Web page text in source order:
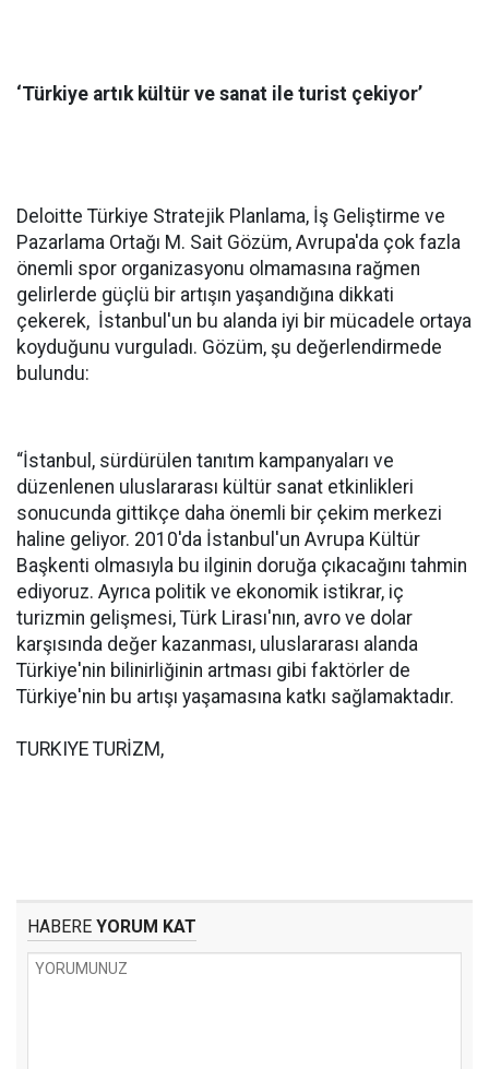
‘Türkiye artık kültür ve sanat ile turist çekiyor’
Deloitte Türkiye Stratejik Planlama, İş Geliştirme ve
Pazarlama Ortağı M. Sait Gözüm, Avrupa'da çok fazla
önemli spor organizasyonu olmamasına rağmen
gelirlerde güçlü bir artışın yaşandığına dikkati
çekerek, İstanbul'un bu alanda iyi bir mücadele ortaya
koyduğunu vurguladı. Gözüm, şu değerlendirmede
bulundu:
“İstanbul, sürdürülen tanıtım kampanyaları ve
düzenlenen uluslararası kültür sanat etkinlikleri
sonucunda gittikçe daha önemli bir çekim merkezi
haline geliyor. 2010'da İstanbul'un Avrupa Kültür
Başkenti olmasıyla bu ilginin doruğa çıkacağını tahmin
ediyoruz. Ayrıca politik ve ekonomik istikrar, iç
turizmin gelişmesi, Türk Lirası'nın, avro ve dolar
karşısında değer kazanması, uluslararası alanda
Türkiye'nin bilinirliğinin artması gibi faktörler de
Türkiye'nin bu artışı yaşamasına katkı sağlamaktadır.
TURKIYE TURİZM,
HABERE YORUM KAT